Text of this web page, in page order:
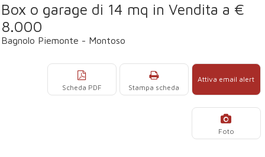
Box o garage di 14 mq in Vendita a €
8.000
Bagnolo Piemonte - Montoso
Attiva email alert
Stampa scheda
Scheda PDF
Foto